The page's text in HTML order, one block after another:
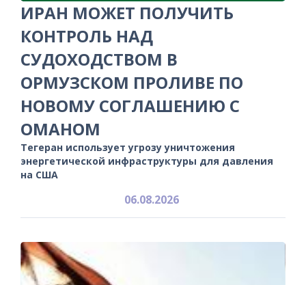
ИРАН МОЖЕТ ПОЛУЧИТЬ
КОНТРОЛЬ НАД
СУДОХОДСТВОМ В
ОРМУЗСКОМ ПРОЛИВЕ ПО
НОВОМУ СОГЛАШЕНИЮ С
ОМАНОМ
Тегеран использует угрозу уничтожения
энергетической инфраструктуры для давления
на США
06.08.2026